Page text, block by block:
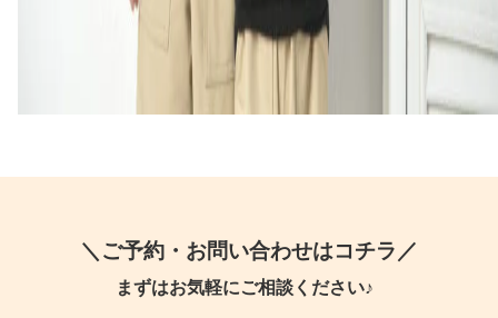
＼ご予約・お問い合わせはコチラ／
まずはお気軽にご相談ください♪